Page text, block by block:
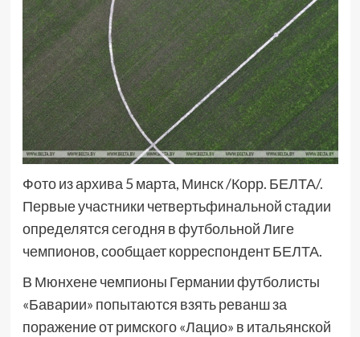
Фото из архива 5 марта, Минск /Корр. БЕЛТА/.
Первые участники четвертьфинальной стадии
определятся сегодня в футбольной Лиге
чемпионов, сообщает корреспондент БЕЛТА.
В Мюнхене чемпионы Германии футболисты
«Баварии» попытаются взять реванш за
поражение от римского «Лацио» в итальянской